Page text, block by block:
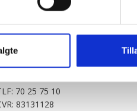
fra tredjeparter til at optimere
dine præferencer samt til brug
at vores hjemmeside
Du kan læse mere
House Egmont A/S
46
70 25 75 10
83131128